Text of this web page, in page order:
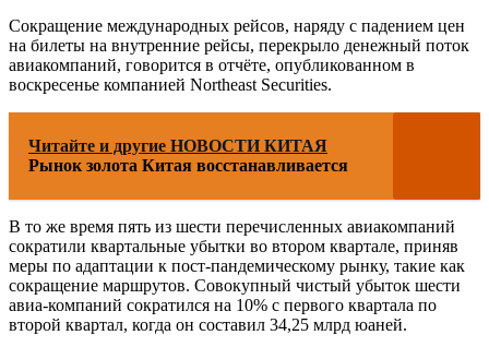
Сокращение международных рейсов, наряду с падением цен
на билеты на внутренние рейсы, перекрыло денежный поток
авиакомпаний, говорится в отчёте, опубликованном в
воскресенье компанией Northeast Securities.
Читайте и другие НОВОСТИ КИТАЯ
Рынок золота Китая восстанавливается
В то же время пять из шести перечисленных авиакомпаний
сократили квартальные убытки во втором квартале, приняв
меры по адаптации к пост-пандемическому рынку, такие как
сокращение маршрутов. Совокупный чистый убыток шести
авиа-компаний сократился на 10% с первого квартала по
второй квартал, когда он составил 34,25 млрд юаней.